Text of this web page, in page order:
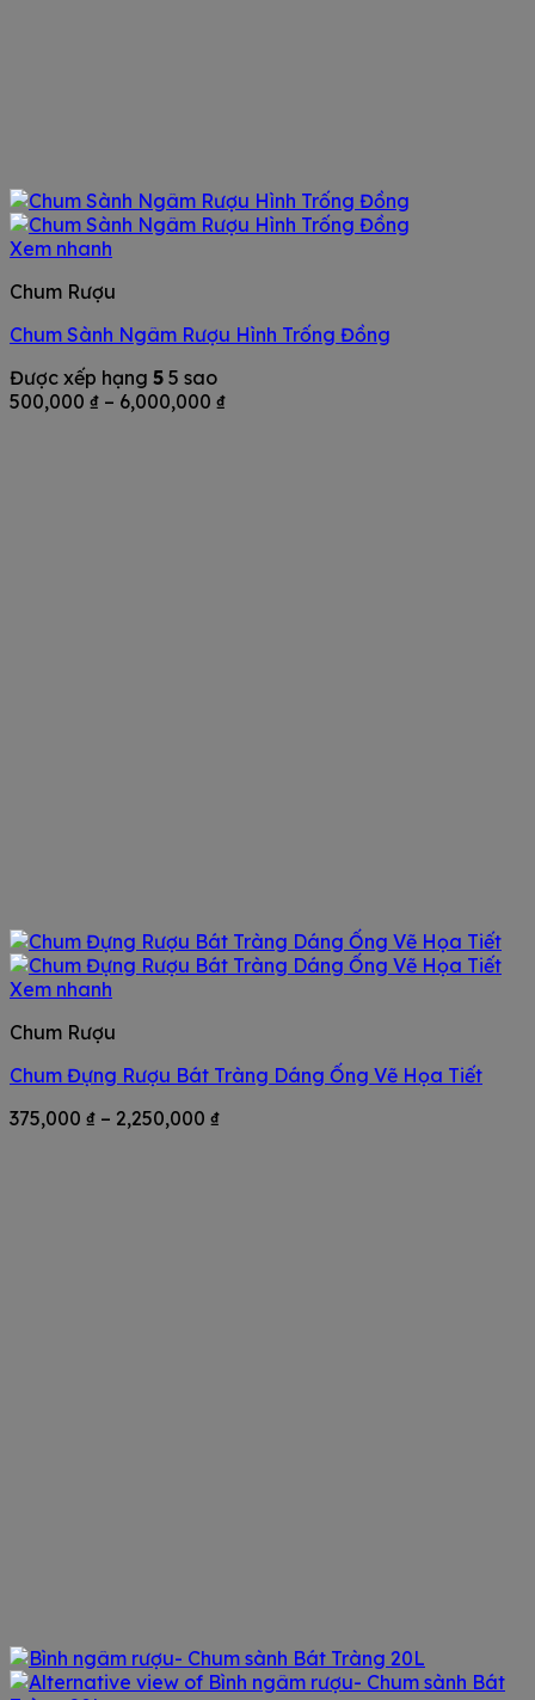
Xem nhanh
Chum Rượu
Chum Sành Ngâm Rượu Hình Trống Đồng
Được xếp hạng 5 5 sao
500,000 ₫ – 6,000,000 ₫Khoảng
Xem nhanh
Chum Rượu
Chum Đựng Rượu Bát Tràng Dáng Ống Vẽ Họa Tiết
375,000 ₫ – 2,250,000 ₫Khoảng